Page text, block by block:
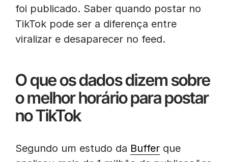
foi publicado. Saber quando postar no
TikTok pode ser a diferença entre
viralizar e desaparecer no feed.
O que os dados dizem sobre
o melhor horário para postar
no TikTok
Segundo um estudo da Buffer que